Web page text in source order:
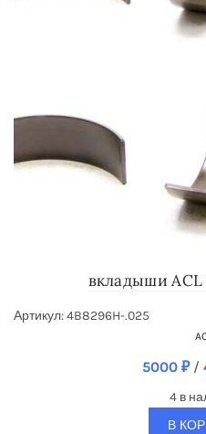
вкладыши
Артикул: 4B8296H-.025
5000 ₽ /
4 в
В